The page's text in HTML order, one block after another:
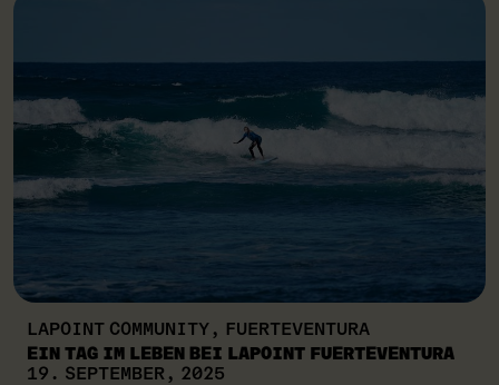
LAPOINT COMMUNITY, FUERTEVENTURA
EIN TAG IM LEBEN BEI LAPOINT FUERTEVENTURA
19. SEPTEMBER, 2025